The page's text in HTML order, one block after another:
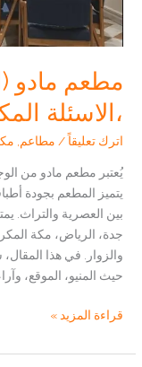
مطعم مادو
،الاسئلة
اترك تعليقاً / مطاعم,
يُعتبر مطعم مادو من
يتميز المطعم بجودة
بين العصرية والتراث.
جدة، الرياض، مكة
والزوار. في هذا
حيث المنيو، الموقع،
مطعم
(الموقع
قراءة المزيد »